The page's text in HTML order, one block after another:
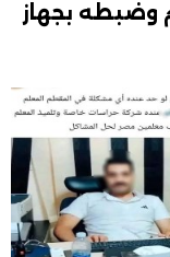
وضبطه بجهاز